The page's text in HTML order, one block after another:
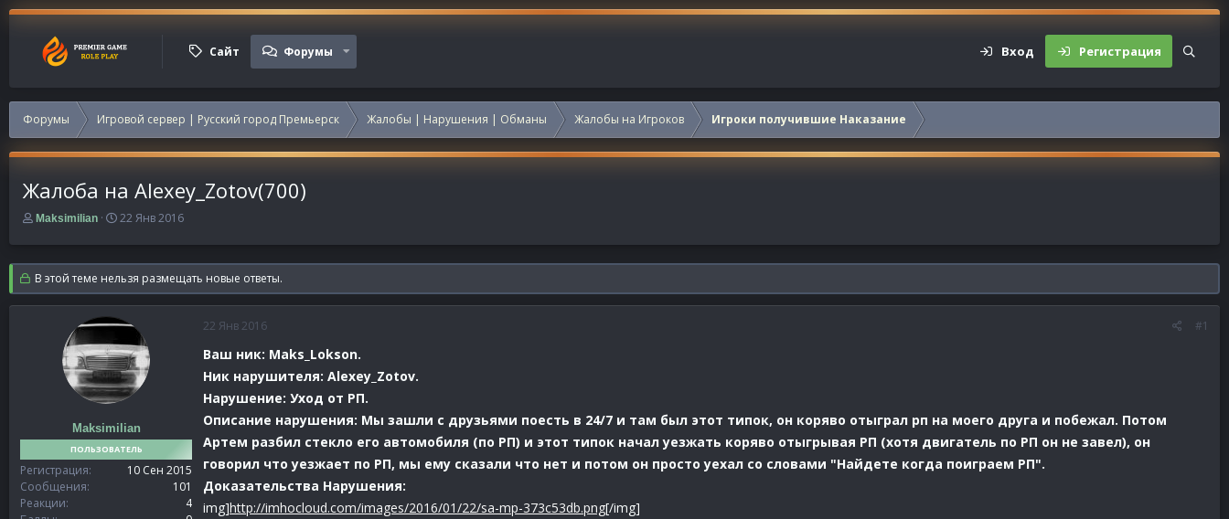
Сайт Форумы Вход Регистрация
Форумы Игровой сервер | Русский город Премьерск Жалобы | Нарушения | Обманы Жалобы на Игроков Игроки получившие Наказание
Жалоба на Alexey_Zotov(700)
А
т
о
р
т
Maksimilian
Д
т
а
н
а
ч
л
а
22 Янв 2016
В этой теме нельзя размещать новые ответы.
Maksimilian
ПОЛЬЗОВАТЕЛЬ
Регистрация
10 Сен 2015
Сообщения
101
Реакции
4
22 Янв 2016 #1
Ваш ник: Maks_Lokson.
Ник нарушителя: Alexey_Zotov.
Нарушение: Уход от РП.
Описание нарушения: Мы зашли с друзьями поесть в 24/7 и там был этот типок, он коряво отыграл рп на моего друга и побежал. Потом
Артем разбил стекло его автомобиля (по РП) и этот типок начал уезжать коряво отыгрывая РП (хотя двигатель по РП он не завел), он
говорил что уезжает по РП, мы ему сказали что нет и потом он просто уехал cо словами "Найдете когда поиграем РП".
Доказательства Нарушения:
img]http://imhocloud.com/images/2016/01/22/sa-mp-373c53db.png[/img]